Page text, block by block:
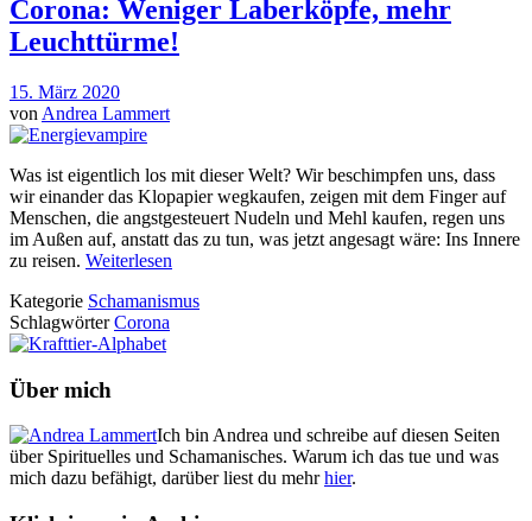
Corona: Weniger Laberköpfe, mehr
Leuchttürme!
15. März 2020
von Andrea Lammert
Was ist eigentlich los mit dieser Welt? Wir beschimpfen uns, dass
wir einander das Klopapier wegkaufen, zeigen mit dem Finger auf
Menschen, die angstgesteuert Nudeln und Mehl kaufen, regen uns
im Außen auf, anstatt das zu tun, was jetzt angesagt wäre: Ins Innere
zu reisen. Weiterlesen
Kategorie Schamanismus
SchlagwörterCorona
Über mich
Ich bin Andrea und schreibe auf diesen Seiten
über Spirituelles und Schamanisches. Warum ich das tue und was
mich dazu befähigt, darüber liest du mehrhier.